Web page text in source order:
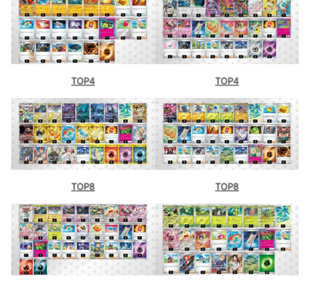
TOP4 TOP4
TOP8 TOP8